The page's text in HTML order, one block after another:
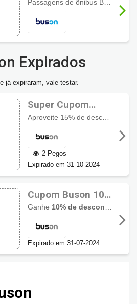
Expirados
já expiraram, vale testar.
Super Cupom
Buson com 15%
2 Pegos
Expirado em 31-10-2024
Cupom Buson 10%
de desconto na
Ganhe 10% de desconto
Expirado em 31-07-2024